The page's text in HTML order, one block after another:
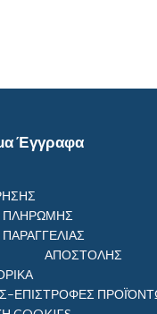
Έγγραφα
ΠΛΗΡΩΜΗΣ
ΑΠΟΣΤΟΛΗΣ